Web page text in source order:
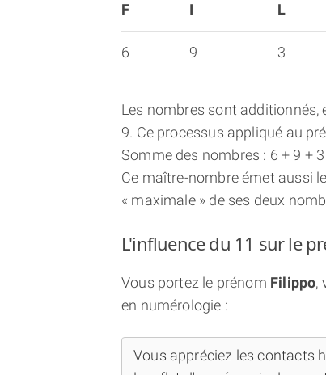
F I L
6 9 3
Les nombres sont
9. Ce processus appliqué au
Somme des nombres : 6 + 9 +
Ce maître-nombre émet aussi
« maximale » de ses deux
L'influence du 11 sur le
Vous portez le prénom Filippo,
en numérologie :
Vous appréciez les contacts